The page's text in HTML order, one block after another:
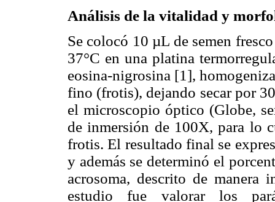
Análisis de la vitalidad y
Se colocó 10 µL de semen
37°C en una platina
eosina-nigrosina [1],
fino (frotis), dejando secar por
el microscopio óptico (Globe,
de inmersión de 100X, para lo
frotis. El resultado final se
y además se determinó el
acrosoma, descrito de manera
estudio fue valorar los